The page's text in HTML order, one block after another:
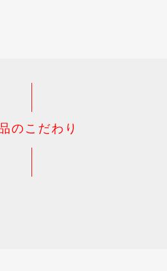
のこだわり